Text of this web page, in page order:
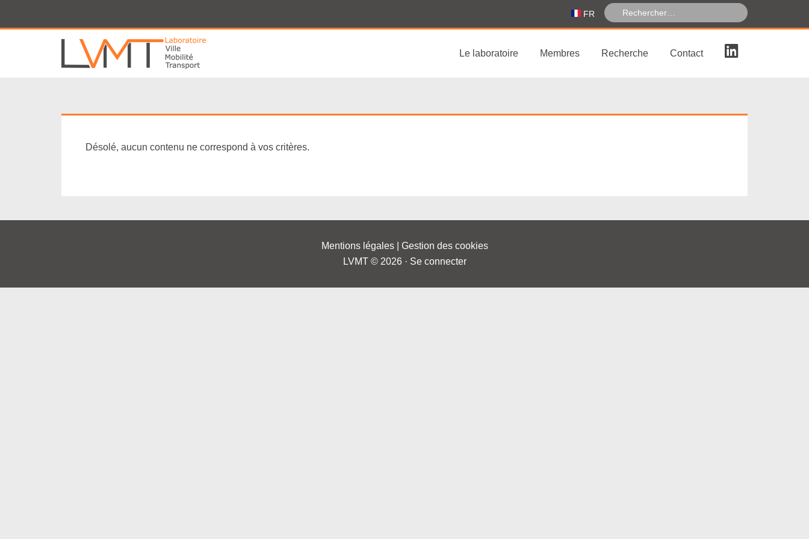
FR
Le laboratoire Membres Recherche Contact
Désolé, aucun contenu ne correspond à vos critères.
Mentions légales| Gestion des cookies
LVMT © 2026 · Se connecter